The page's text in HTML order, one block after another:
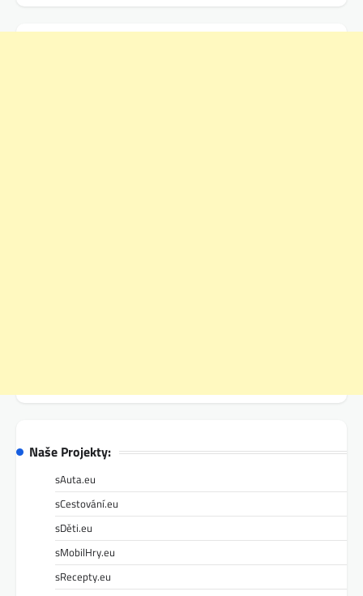
Naše Projekty:
sAuta.eu
sCestování.eu
sDěti.eu
sMobilHry.eu
sRecepty.eu